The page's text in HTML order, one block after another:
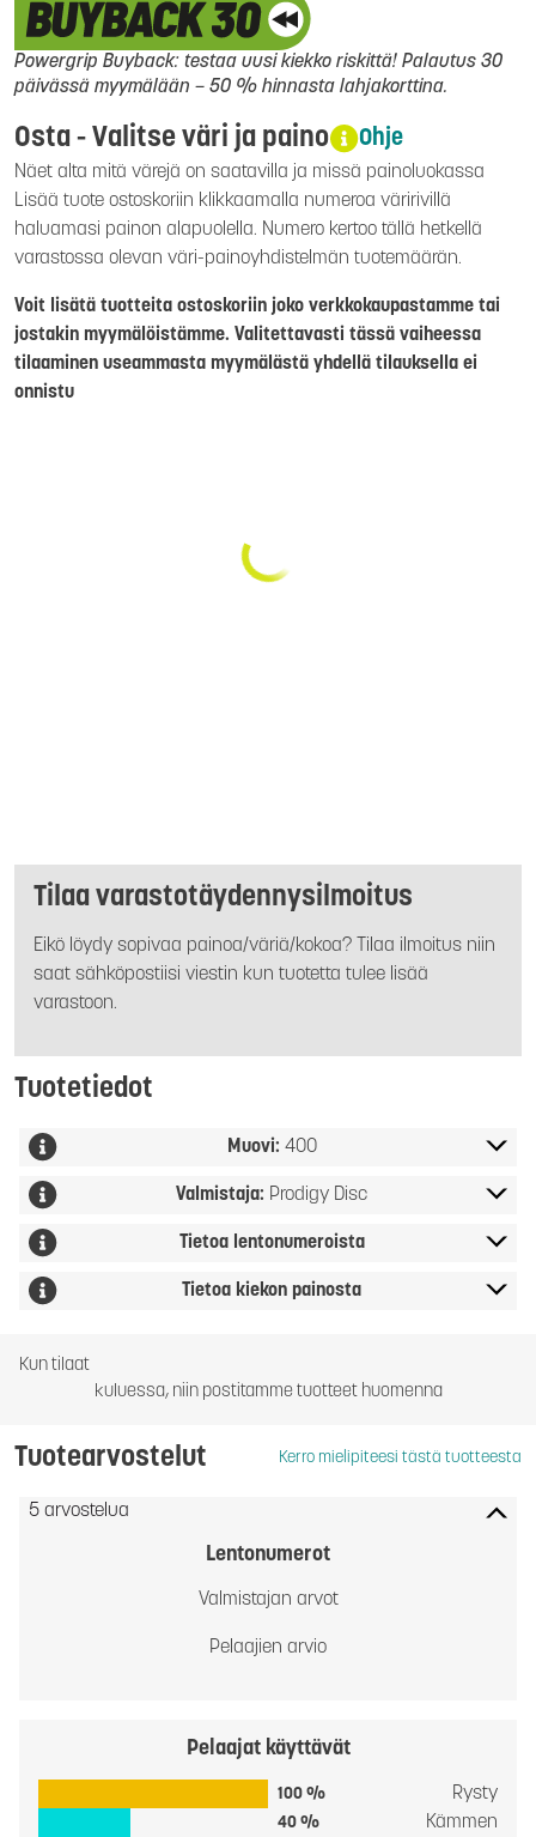
Powergrip Buyback: testaa uusi kiekko riskittä! Palautus 30
päivässä myymälään – 50 % hinnasta lahjakorttina.
Osta - Valitse väri ja paino Ohje
Näet alta mitä värejä on saatavilla ja missä painoluokassa
Lisää tuote ostoskoriin klikkaamalla numeroa väririvillä
haluamasi painon alapuolella. Numero kertoo tällä hetkellä
varastossa olevan väri-painoyhdistelmän tuotemäärän.
Voit lisätä tuotteita ostoskoriin joko verkkokaupastamme tai
jostakin myymälöistämme. Valitettavasti tässä vaiheessa
tilaaminen useammasta myymälästä yhdellä tilauksella ei
onnistu
Tilaa varastotäydennysilmoitus
Eikö löydy sopivaa painoa/väriä/kokoa? Tilaa ilmoitus niin
saat sähköpostiisi viestin kun tuotetta tulee lisää
varastoon.
Tuotetiedot
Muovi: 400
Valmistaja: Prodigy Disc
Tietoa lentonumeroista
Tietoa kiekon painosta
Kun tilaat
kuluessa, niin postitamme tuotteet huomenna
Tuotearvostelut Kerro mielipiteesi tästä tuotteesta
5 arvostelua
Lentonumerot
Valmistajan arvot
Pelaajien arvio
Pelaajat käyttävät
100 % Rysty
40 % Kämmen